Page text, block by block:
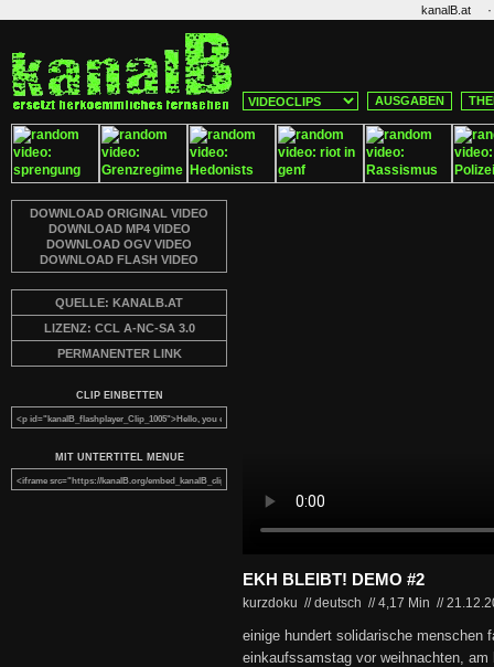
kanalB.at ·
AUSGABEN
DOWNLOAD ORIGINAL VIDEO
DOWNLOAD MP4 VIDEO
DOWNLOAD OGV VIDEO
DOWNLOAD FLASH VIDEO
QUELLE: KANALB.AT
LIZENZ: CCL A-NC-SA 3.0
PERMANENTER LINK
CLIP EINBETTEN
MIT UNTERTITEL MENUE
EKH BLEIBT! DEMO #2
kurzdoku // deutsch //4,17 Min //
einige hundert solidarische menschen
einkaufssamstag vor weihnachten, am